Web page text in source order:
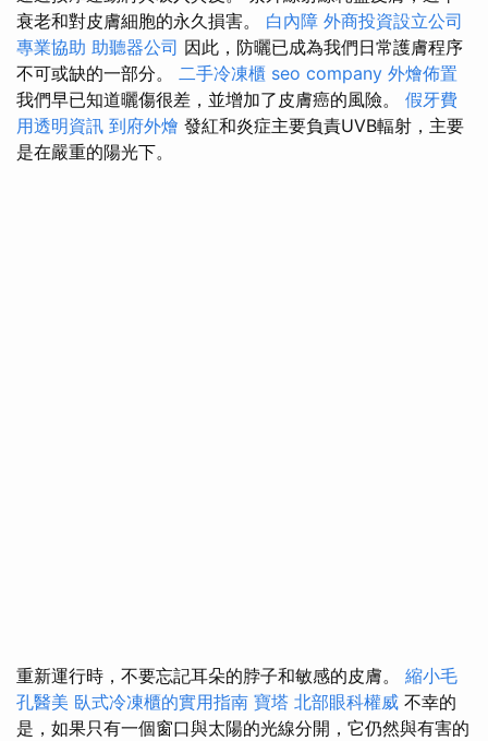
衰老和對皮膚細胞的永久損害。 白內障 外商投資設立公司
專業協助 助聽器公司 因此，防曬已成為我們日常護膚程序
不可或缺的一部分。 二手冷凍櫃 seo company 外燴佈置
我們早已知道曬傷很差，並增加了皮膚癌的風險。 假牙費
用透明資訊 到府外燴 發紅和炎症主要負責UVB輻射，主要
是在嚴重的陽光下。
重新運行時，不要忘記耳朵的脖子和敏感的皮膚。 縮小毛
孔醫美 臥式冷凍櫃的實用指南 寶塔 北部眼科權威 不幸的
是，如果只有一個窗口與太陽的光線分開，它仍然與有害的